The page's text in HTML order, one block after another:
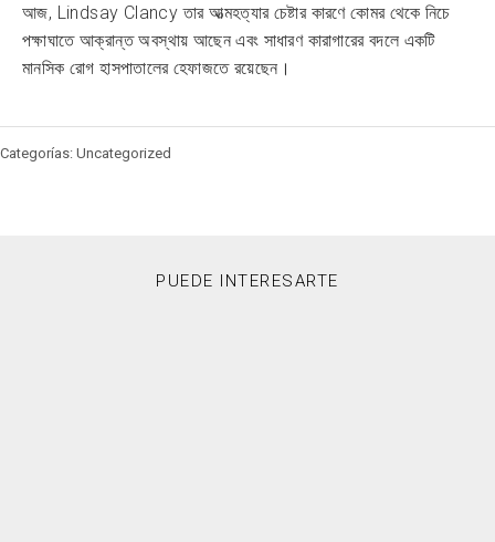
আজ, Lindsay Clancy তার আত্মহত্যার চেষ্টার কারণে কোমর থেকে নিচে
পক্ষাঘাতে আক্রান্ত অবস্থায় আছেন এবং সাধারণ কারাগারের বদলে একটি
মানসিক রোগ হাসপাতালের হেফাজতে রয়েছেন।
Categorías: Uncategorized
PUEDE INTERESARTE